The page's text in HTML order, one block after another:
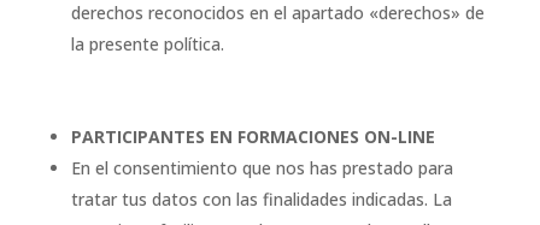
derechos reconocidos en el apartado «derechos» de
la presente política.
PARTICIPANTES EN FORMACIONES ON-LINE
En el consentimiento que nos has prestado para
tratar tus datos con las finalidades indicadas. La